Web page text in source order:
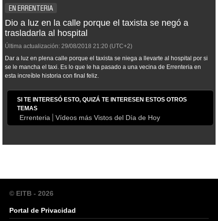
EN ERRENTERIA
Dio a luz en la calle porque el taxista se negó a
trasladarla al hospital
Última actualización: 29/08/2018 21:20 (UTC+2)
Dar a luz en plena calle porque el taxista se niega a llevarte al hospital por si
se le mancha el taxi. Es lo que le ha pasado a una vecina de Errenteria en
esta increíble historia con final feliz.
SI TE INTERESÓ ESTO, QUIZÁ TE INTERESEN ESTOS OTROS
TEMAS
Errenteria Vídeos más Vistos del Día de Hoy
© EITB - 2026
Portal de Privacidad